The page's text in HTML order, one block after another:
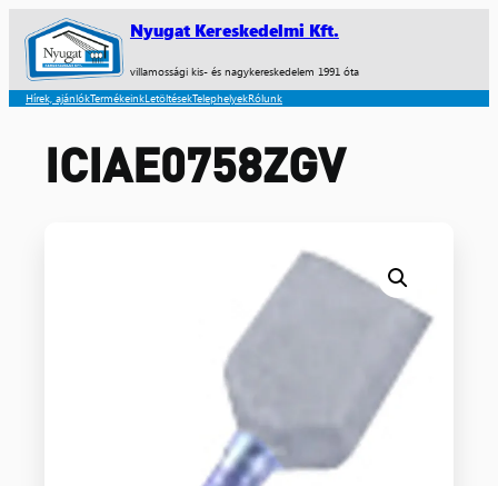
Nyugat Kereskedelmi Kft.
villamossági kis- és nagykereskedelem 1991 óta
Hírek, ajánlókTermékeinkLetöltésekTelephelyekRólunk
ICIAE0758ZGV